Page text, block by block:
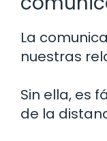
La
nuestras
Sin ella, es
de la